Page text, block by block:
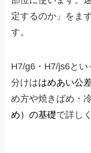
定するのか」をま
す。
H7/g6・H7/js6と
分けははめあい公
め方や焼きばめ・
め）の基礎で詳し